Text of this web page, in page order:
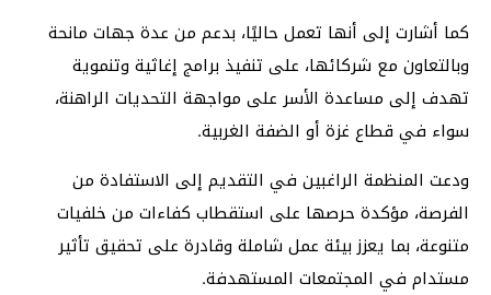
كما أشارت إلى أنها تعمل حاليًا، بدعم من عدة جهات مانحة
وبالتعاون مع شركائها، على تنفيذ برامج إغاثية وتنموية
تهدف إلى مساعدة الأسر على مواجهة التحديات الراهنة،
سواء في قطاع غزة أو الضفة الغربية.
ودعت المنظمة الراغبين في التقديم إلى الاستفادة من
الفرصة، مؤكدة حرصها على استقطاب كفاءات من خلفيات
متنوعة، بما يعزز بيئة عمل شاملة وقادرة على تحقيق تأثير
مستدام في المجتمعات المستهدفة.